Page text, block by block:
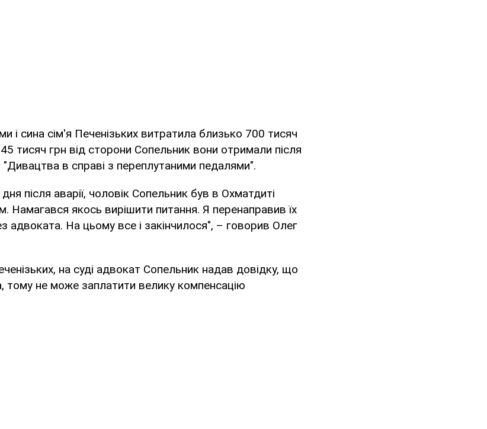
і сина сім'я Печенізьких витратила близько 700 тисяч
тисяч грн від сторони Сопельник вони отримали після
"Дивацтва в справі з переплутаними педалями".
після аварії, чоловік Сопельник був в Охматдиті
Намагався якось вирішити питання. Я перенаправив їх
адвоката. На цьому все і закінчилося", – говорив Олег
на суді адвокат Сопельник надав довідку, що
тому не може заплатити велику компенсацію